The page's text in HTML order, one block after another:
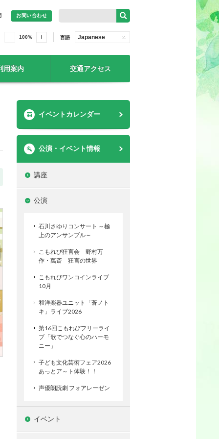
お問い合わせ
100% 言語 Japanese
用案内 交通アクセス
イベントカレンダー
公演・イベント情報
講座
公演
石川さゆりコンサート ～極
上のアンサンブル～
こもれび狂言会 野村万
作・萬斎 狂言の世界
こもれびワンコインライブ
10月
和洋楽器ユニット「蒼ノト
キ」ライブ2026
第16回こもれびフリーライ
ブ「歌でつなぐ心のハーモ
ニー」
子ども文化芸術フェア2026
あっとア～ト体験！！
声優朗読劇 フォアレーゼン
イベント